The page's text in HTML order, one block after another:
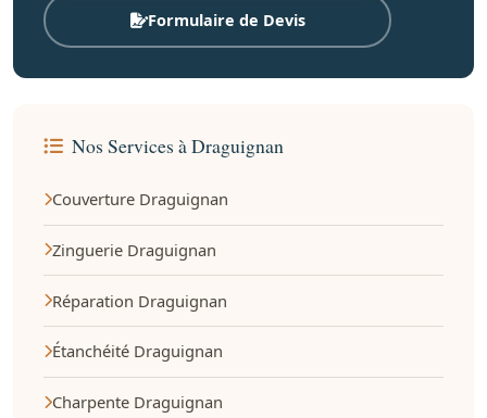
Formulaire de Devis
Nos Services à Draguignan
Couverture Draguignan
Zinguerie Draguignan
Réparation Draguignan
Étanchéité Draguignan
Charpente Draguignan